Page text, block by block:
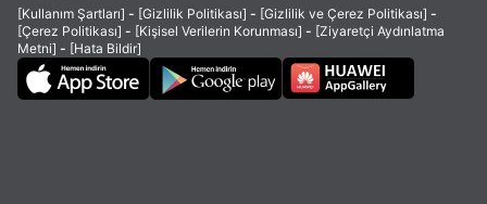
[Kullanım Şartları] - [Gizlilik Politikası] - [Gizlilik ve Çerez Politikası] -
[Çerez Politikası] - [Kişisel Verilerin Korunması] - [Ziyaretçi Aydınlatma
Metni] - [Hata Bildir]